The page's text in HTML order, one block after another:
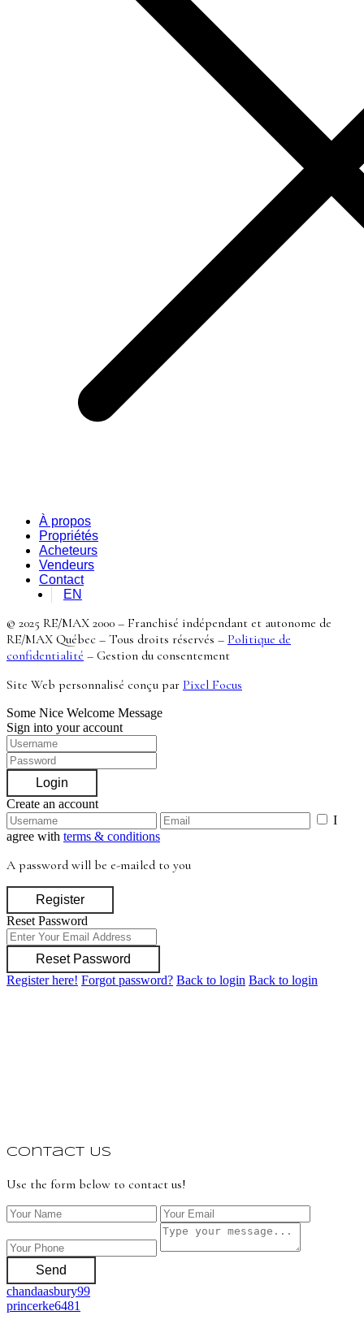
À propos
Propriétés
Acheteurs
Vendeurs
Contact
EN
© 2025 RE/MAX 2000 – Franchisé indépendant et autonome de
RE/MAX Québec – Tous droits réservés – Politique de
confidentialité – Gestion du consentement
Site Web personnalisé conçu par Pixel Focus
Some Nice Welcome Message
Sign into your account
Login
Create an account
I
agree with terms & conditions
A password will be e-mailed to you
Register
Reset Password
Reset Password
Register here! Forgot password? Back to login Back to login
Contact Us
Use the form below to contact us!
Send
chandaasbury99
princerke6481